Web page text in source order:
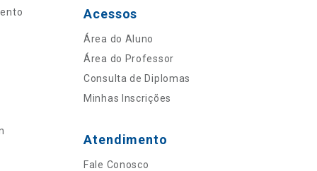
Acessos
Área do Aluno
Área do Professor
Consulta de Diplomas
Minhas Inscrições
Atendimento
Fale Conosco